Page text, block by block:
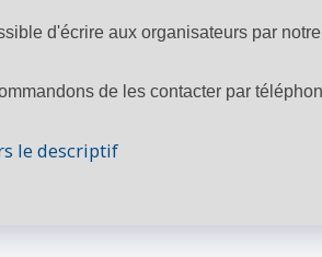
d'écrire aux organisateurs par
de les contacter par
le descriptif